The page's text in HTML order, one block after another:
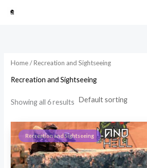
Home/ Recreation and Sightseeing
Recreation and Sightseeing
Showing all 6 results
Recreation and Sightseeing